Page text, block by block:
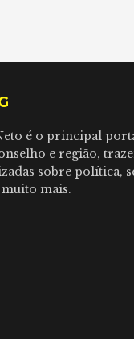
é o principal
e região,
sobre política,
mais.